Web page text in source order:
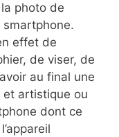
photo de
smartphone.
effet de
de viser, de
au final une
et artistique ou
dont ce